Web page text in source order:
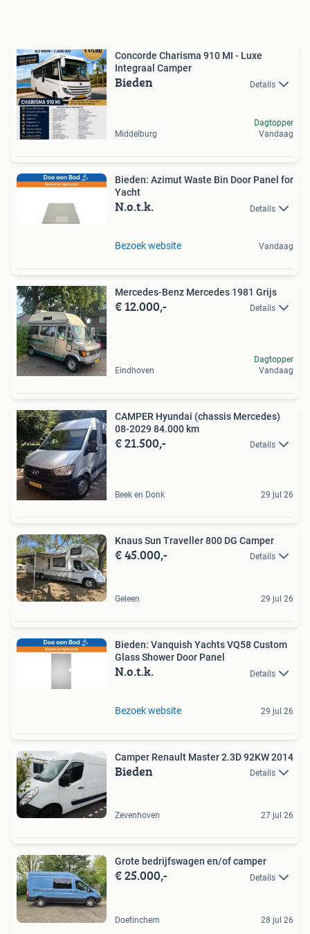
Concorde Charisma 910 MI - Luxe
Integraal Camper
Bieden Details
Middelburg
Dagtopper
Vandaag
Bieden: Azimut Waste Bin Door Panel for
Yacht
N.o.t.k. Details
Bezoek website Vandaag
Mercedes-Benz Mercedes 1981 Grijs
€ 12.000,- Details
Eindhoven
Dagtopper
Vandaag
CAMPER Hyundai (chassis Mercedes)
08-2029 84.000 km
€ 21.500,- Details
Beek en Donk 29 jul 26
Knaus Sun Traveller 800 DG Camper
€ 45.000,- Details
Geleen 29 jul 26
Bieden: Vanquish Yachts VQ58 Custom
Glass Shower Door Panel
N.o.t.k. Details
Bezoek website 29 jul 26
Camper Renault Master 2.3D 92KW 2014
Bieden Details
Zevenhoven 27 jul 26
Grote bedrijfswagen en/of camper
€ 25.000,- Details
Doetinchem 28 jul 26